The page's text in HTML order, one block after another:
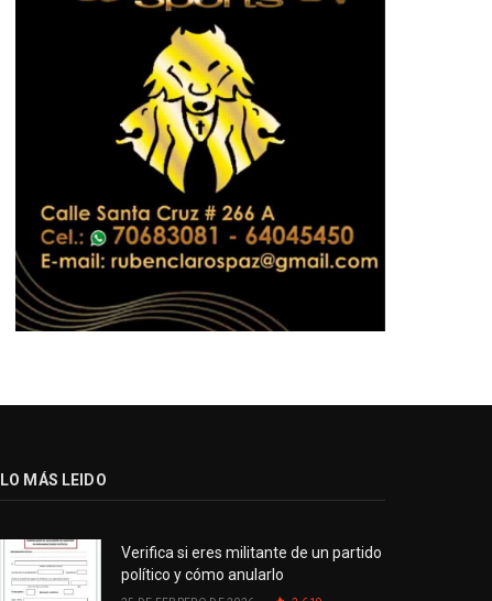
LO MÁS LEIDO
Verifica si eres militante de un partido
político y cómo anularlo